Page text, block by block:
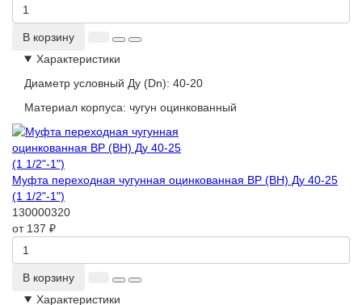
В корзину
Характеристики
Диаметр условный Ду (Dn): 40-20
Материал корпуса: чугун оцинкованный
Муфта переходная чугунная оцинкованная ВР (ВН) Ду 40-25
(1 1/2"-1")
130000320
от 137 ₽
В корзину
Характеристики